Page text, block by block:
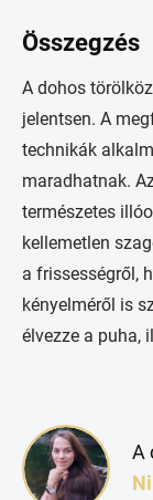
Összegzés
A dohos
jelentsen. A
technikák
maradhatnak.
természetes
kellemetlen
a frissességről,
kényelméről is
élvezze a puha,
A